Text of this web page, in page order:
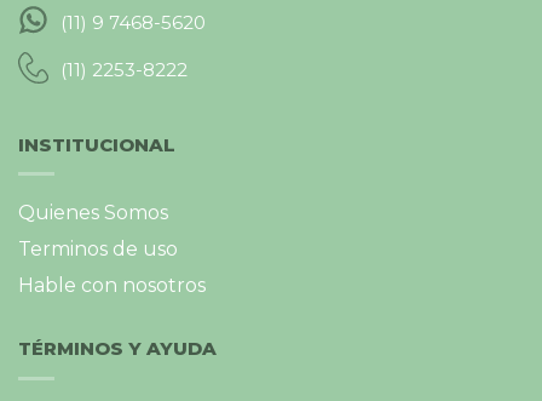
(11) 9 7468-5620
(11) 2253-8222
INSTITUCIONAL
Quienes Somos
Terminos de uso
Hable con nosotros
TÉRMINOS Y AYUDA